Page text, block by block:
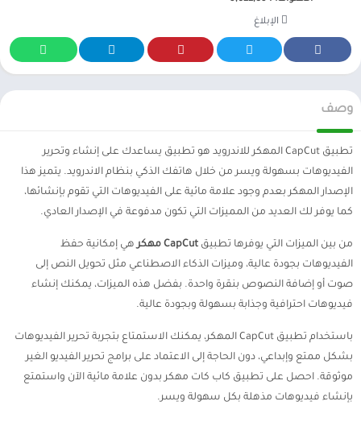
الإبلاغ
وصف
تطبيق CapCut المهكر للاندرويد هو تطبيق يساعدك على إنشاء وتحرير
الفيديوهات بسهولة ويسر من خلال هاتفك الذكي بنظام الاندرويد. يتميز هذا
الإصدار المهكر بعدم وجود علامة مائية على الفيديوهات التي تقوم بإنشائها،
كما يوفر لك العديد من المميزات التي تكون مدفوعة في الإصدار العادي.
من بين الميزات التي يوفرها تطبيق CapCut مهكر
هي إمكانية حفظ
الفيديوهات بجودة عالية، وميزات الذكاء الاصطناعي مثل تحويل النص إلى
صوت أو إضافة النصوص بنقرة واحدة. بفضل هذه الميزات، يمكنك إنشاء
فيديوهات احترافية وجذابة بسهولة وبجودة عالية.
باستخدام تطبيق CapCut المهكر، يمكنك الاستمتاع بتجربة تحرير الفيديوهات
بشكل ممتع وإبداعي، دون الحاجة إلى الاعتماد على برامج تحرير الفيديو الغير
موثوقة. احصل على تطبيق كاب كات مهكر بدون علامة مائية الآن واستمتع
بإنشاء فيديوهات مذهلة بكل سهولة ويسر.